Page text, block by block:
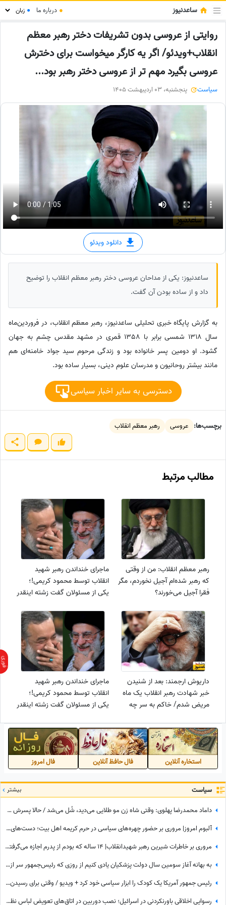
ساعدنیوز ● درباره ما ●
روایتی از عروسی بدون تشریفات دختر رهبر معظم
انقلاب+ویدئو/ اگر یه کارگر میخواست برای دخترش
عروسی بگیرد مهم تر از عروسی دختر رهبر بود...
سیاست پنجشنبه، 03 اردیبهشت 1405
دانلود ویدئو
ساعدنیوز: یکی از مداحان عروسی دختر رهبر معظم انقلاب را توضیح
داد و از ساده بودن آن گفت.
به گزارش پایگاه خبری تحلیلی ساعدنیوز، رهبر معظم انقلاب، در فروردین‌ماه
سال 1318 شمسی برابر با 1358 قمری در مشهد مقدس چشم به جهان
گشود. او دومین پسر خانواده بود و زندگی مرحوم سید جواد خامنه‌ای هم
مانند بیشتر روحانیون و مدرسان علوم دینی، بسیار ساده بود.
دسترسی به سایر اخبار سیاسی
برچسب‌ها: عروسی رهبر معظم انقلاب
مطالب مرتبط
رهبر معظم انقلاب: من از وقتی
که رهبر شده‌ام آجیل نخوردم، مگر
فقرا آجیل می‌خورند؟
ماجرای خنداندن رهبر شهید
انقلاب توسط محمود کریمی!؛
یکی از مسئولان گفت زشته اینقدر
شمام که...+فیلم
داریوش ارجمند: بعد از شنیدن
خبر شهادت رهبر انقلاب یک ماه
مریض شدم/ خاکم به سر چه
ماجرای خنداندن رهبر شهید
انقلاب توسط محمود کریمی!؛
یکی از مسئولان گفت زشته اینقدر
شمام که...+فیلم
استخاره آنلاین فال حافظ آنلاین فال امروز
سیاست بیشتر
داماد محمدرضا پهلوی: وقتی شاه زن مو طلایی می‌دید، شُل می‌شد / حالا پسرش شده مدعی آزادی زنان!!!
آلبوم امروز| مروری بر حضور چهره‌های سیاسی در حرم کریمه اهل بیت؛ دست‌های خسته سیاستمداران، گره‌خورده به ضریح امید
مروری بر خاطرات شیرین رهبر شهیدانقلاب| 14 ساله که بودم از پدرم اجازه می‌گرفتیم و با برادرم به ییلاق می‌رفتیم شب خسته برمی‌گشتیم و می‌خوابیدیم، پدرم ما را ...
به بهانه آغاز سومین سال دولت پزشکیان یادی کنیم از روزی که رئیس‌جمهور سر از کمپ ترک اعتیاد درآورد؛ از خوش و بش صمیمانه با مددجویان تا کاشت درخت و...
رئیس جمهور آمریکا یک کودک را ابزار سیاسی خود کرد + ویدیو / وقتی برای رسیدن به هدفت همه برات وسیله هستند!!!
رسوایی اخلاقی باورنکردنی در اسرائیل؛ نصب دوربین در اتاق‌های تعویض لباس نظامیان زن و سرویس‌های بهداشتی آنان!